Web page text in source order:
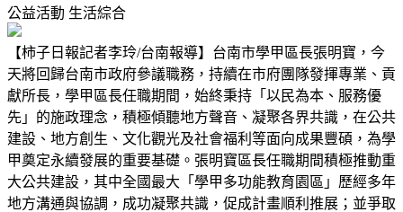
公益活動 生活綜合
【柿子日報記者李玲/台南報導】台南市學甲區長張明寶，今
天將回歸台南市政府參議職務，持續在市府團隊發揮專業、貢
獻所長，學甲區長任職期間，始終秉持「以民為本、服務優
先」的施政理念，積極傾聽地方聲音、凝聚各界共識，在公共
建設、地方創生、文化觀光及社會福利等面向成果豐碩，為學
甲奠定永續發展的重要基礎。張明寶區長任職期間積極推動重
大公共建設，其中全國最大「學甲多功能教育園區」歷經多年
地方溝通與協調，成功凝聚共識，促成計畫順利推展；並爭取